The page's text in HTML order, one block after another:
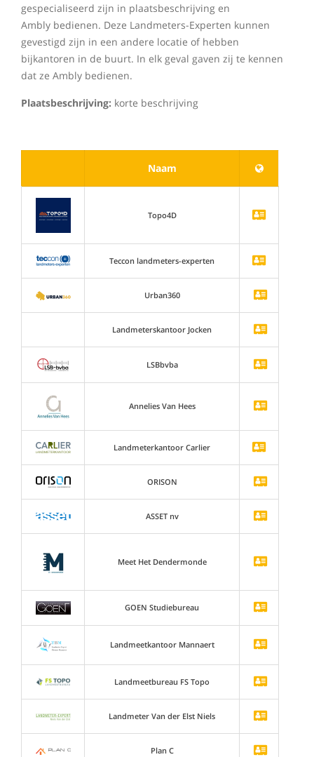
gespecialiseerd zijn in plaatsbeschrijving en
Ambly bedienen. Deze Landmeters-Experten kunnen
gevestigd zijn in een andere locatie of hebben
bijkantoren in de buurt. In elk geval gaven zij te kennen
dat ze Ambly bedienen.
Plaatsbeschrijving: korte beschrijving
Naam
Topo4D
Teccon landmeters-experten
Urban360
Landmeterskantoor Jocken
LSBbvba
Annelies Van Hees
Landmeterkantoor Carlier
ORISON
ASSET nv
Meet Het Dendermonde
GOEN Studiebureau
Landmeetkantoor Mannaert
Landmeetbureau FS Topo
Landmeter Van der Elst Niels
Plan C